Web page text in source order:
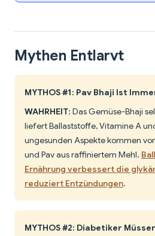
Mythen Entlarvt
MYTHOS #1: Pav Bhaji Ist
WAHRHEIT: Das Gemüse-Bhaji
liefert Ballaststoffe, Vitamine A
ungesunden Aspekte kommen
und Pav aus raffiniertem Mehl.
Ernährung verbessert die
reduziert Entzündungen.
MYTHOS #2: Diabetiker